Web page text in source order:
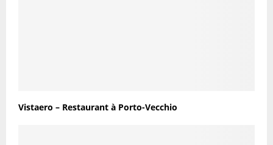
Vistaero – Restaurant à Porto-Vecchio